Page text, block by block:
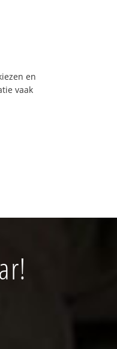
en
vaak